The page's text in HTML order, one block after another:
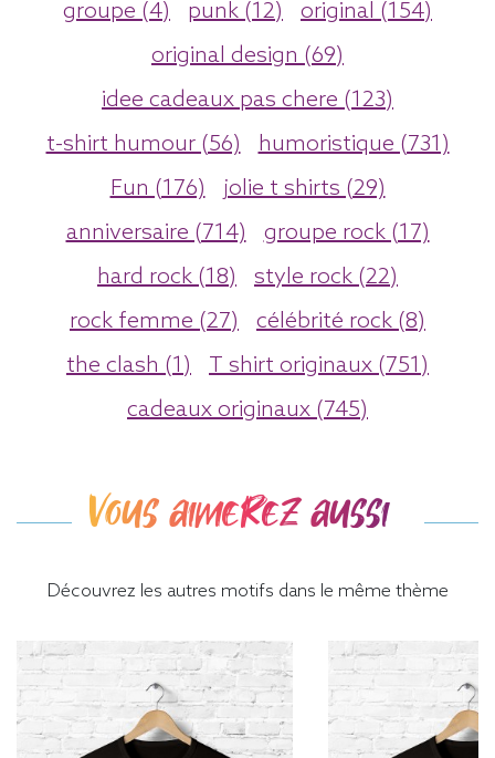
groupe (4)
punk (12)
original (154)
original design (69)
idee cadeaux pas chere (123)
t-shirt humour (56)
humoristique (731)
Fun (176)
jolie t shirts (29)
anniversaire (714)
groupe rock (17)
hard rock (18)
style rock (22)
rock femme (27)
célébrité rock (8)
the clash (1)
T shirt originaux (751)
cadeaux originaux (745)
Vous aimerez aussi
Découvrez les autres motifs dans le même thème